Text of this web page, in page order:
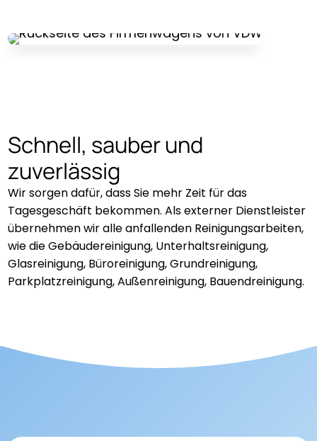
Schnell, sauber und
zuverlässig
Wir sorgen dafür, dass Sie mehr Zeit für das
Tagesgeschäft bekommen. Als externer Dienstleister
übernehmen wir alle anfallenden Reinigungsarbeiten,
wie die Gebäudereinigung, Unterhaltsreinigung,
Glasreinigung, Büroreinigung, Grundreinigung,
Parkplatzreinigung, Außenreinigung, Bauendreinigung.